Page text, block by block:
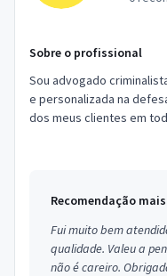
Sobre o profissional
Sou advogado
e personalizada na
dos meus clientes em
Recomendação
Fui muito bem
qualidade. Valeu a
não é careiro.